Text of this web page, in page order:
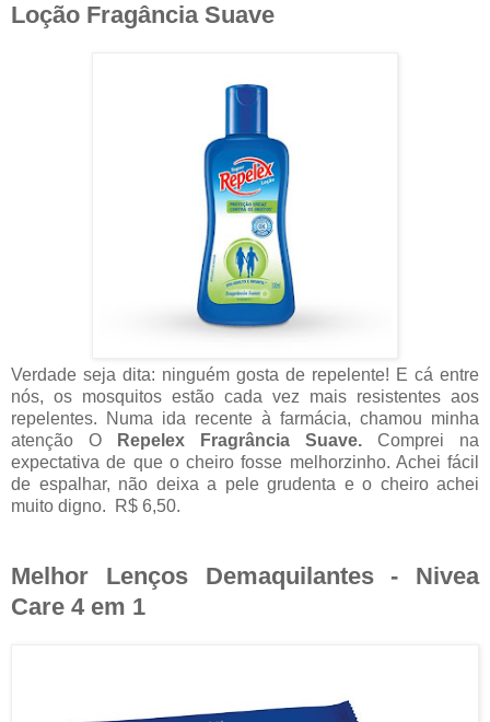
Loção Fragância Suave
Verdade seja dita: ninguém gosta de repelente! E cá entre
nós, os mosquitos estão cada vez mais resistentes aos
repelentes. Numa ida recente à farmácia, chamou minha
atenção O Repelex Fragrância Suave. Comprei na
expectativa de que o cheiro fosse melhorzinho. Achei fácil
de espalhar, não deixa a pele grudenta e o cheiro achei
muito digno. R$ 6,50.
Melhor Lenços Demaquilantes - Nivea
Care 4 em 1